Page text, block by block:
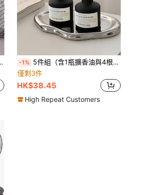
-1% 5件組（含1瓶擴香油與4根香氛棒）茉莉香氛套組，適合居家裝飾、療癒香氛與清新花香，可作為送給朋友的禮物，也適用於婚禮與客廳
僅剩3件
HK$38.45
High Repeat Customers